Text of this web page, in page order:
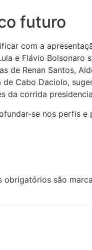
futuro
com a
e Flávio
de Renan Santos,
Cabo Daciolo,
da corrida
se nos perfis
obrigatórios são